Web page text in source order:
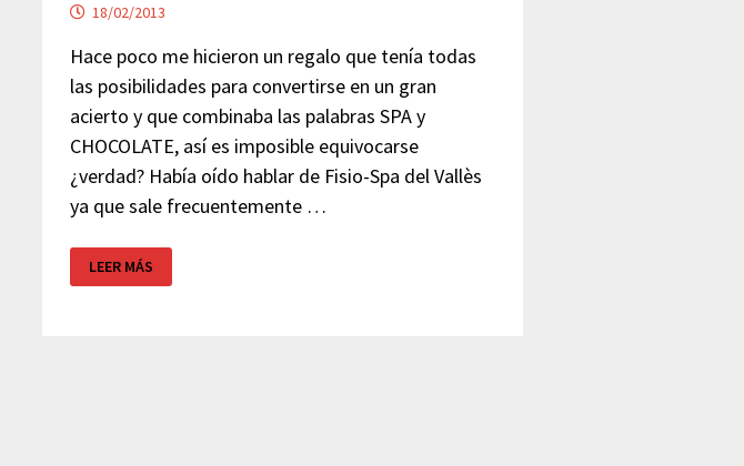
18/02/2013
Hace poco me hicieron un regalo que tenía todas
las posibilidades para convertirse en un gran
acierto y que combinaba las palabras SPA y
CHOCOLATE, así es imposible equivocarse
¿verdad? Había oído hablar de Fisio-Spa del Vallès
ya que sale frecuentemente …
FISIO-
SPA
DEL
LEER MÁS